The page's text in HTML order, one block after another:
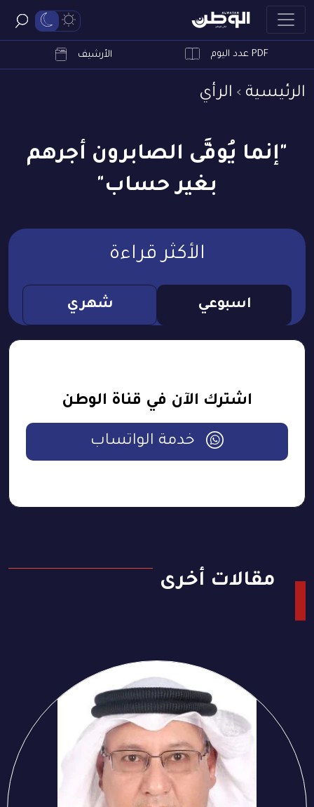
PDF عدد اليوم الأرشيف
الرئيسية الرأي
"إنما يُوفَّى الصابرون أجرهم
بغير حساب"
الأكثر قراءة
اسبوعي شهري
اشترك الآن في قناة الوطن
خدمة الواتساب
مقالات أخرى